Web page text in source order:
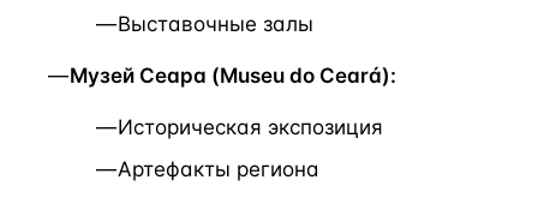
Выставочные залы
Музей Сеара (Museu do Ceará):
Историческая экспозиция
Артефакты региона